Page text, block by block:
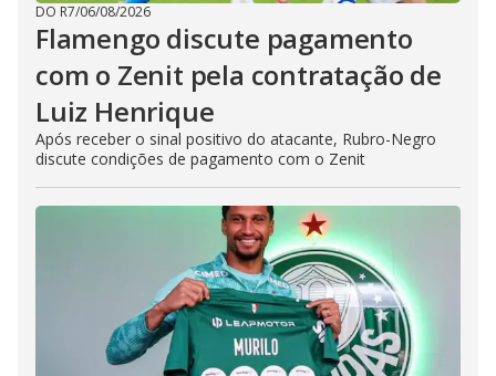
DO R7/06/08/2026
Flamengo discute pagamento
com o Zenit pela contratação de
Luiz Henrique
Após receber o sinal positivo do atacante, Rubro-Negro
discute condições de pagamento com o Zenit